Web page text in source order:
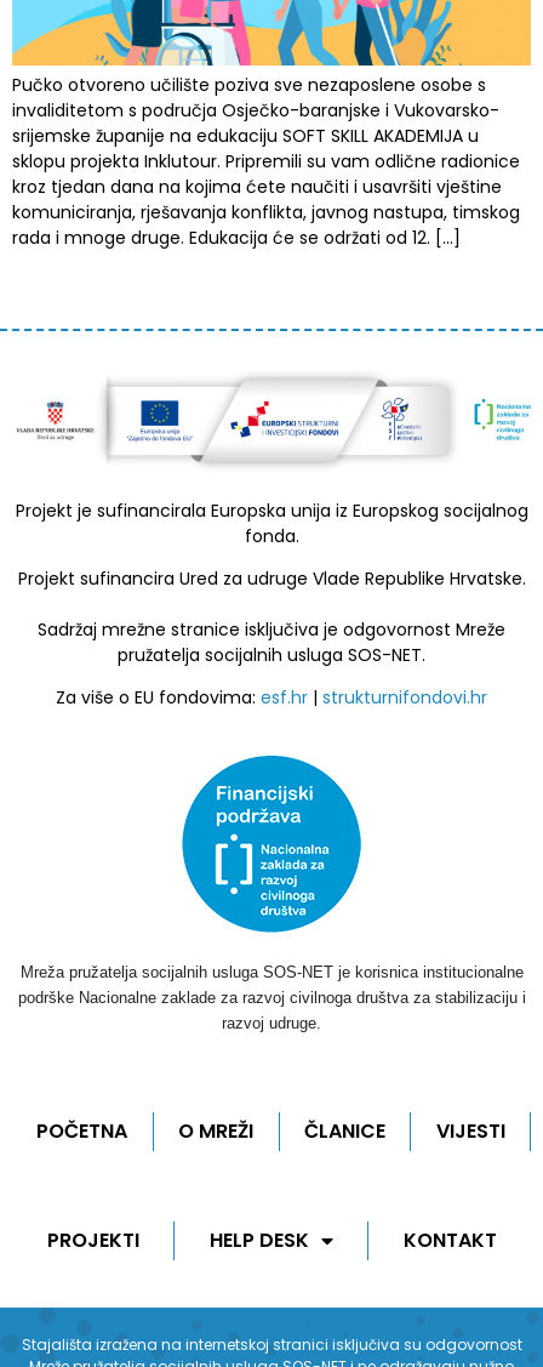
Pučko otvoreno učilište poziva sve nezaposlene osobe s
invaliditetom s područja Osječko-baranjske i Vukovarsko-
srijemske županije na edukaciju SOFT SKILL AKADEMIJA u
sklopu projekta Inklutour. Pripremili su vam odlične radionice
kroz tjedan dana na kojima ćete naučiti i usavršiti vještine
komuniciranja, rješavanja konflikta, javnog nastupa, timskog
rada i mnoge druge. Edukacija će se održati od 12. […]
Projekt je sufinancirala Europska unija iz Europskog socijalnog
fonda.
Projekt sufinancira Ured za udruge Vlade Republike Hrvatske.
Sadržaj mrežne stranice isključiva je odgovornost Mreže
pružatelja socijalnih usluga SOS-NET.
Za više o EU fondovima: esf.hr | strukturnifondovi.hr
Mreža pružatelja socijalnih usluga SOS-NET je korisnica institucionalne
podrške Nacionalne zaklade za razvoj civilnoga društva za stabilizaciju i
razvoj udruge.
POČETNA O MREŽI ČLANICE VIJESTI
PROJEKTI HELP DESK KONTAKT
Stajališta izražena na internetskoj stranici isključiva su odgovornost